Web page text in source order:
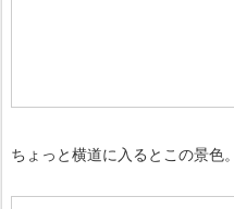
ちょっと横道に入るとこの景色。